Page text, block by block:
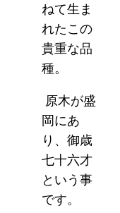
ねて生ま
れたこの
貴重な品
種。
原木が盛
岡にあ
り、御歳
七十六才
という事
です。